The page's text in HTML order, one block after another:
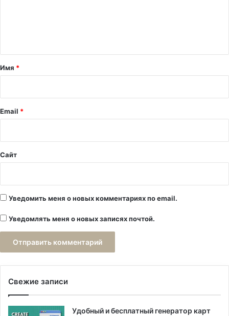
а
й
Имя *
Email *
Сайт
Уведомить меня о новых комментариях по email.
Уведомлять меня о новых записях почтой.
Свежие записи
Удобный и бесплатный генератор карт